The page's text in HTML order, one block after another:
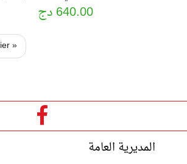
640.00 دج
ص
ف
ح
« premier
المديرية العامة